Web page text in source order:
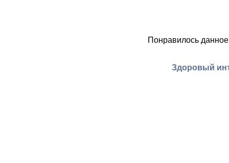
Понравилось
Здоровый